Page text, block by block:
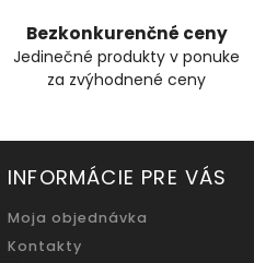
Bezkonkurenčné ceny
Jedinečné produkty v ponuke
za zvýhodnené ceny
INFORMÁCIE PRE VÁS
Moja objednávka
Kontakty